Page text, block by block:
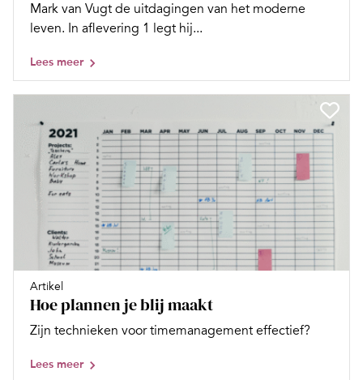
Mark van Vugt de uitdagingen van het moderne
leven. In aflevering 1 legt hij...
Lees meer
Artikel
Hoe plannen je blij maakt
Zijn technieken voor timemanagement effectief?
Lees meer